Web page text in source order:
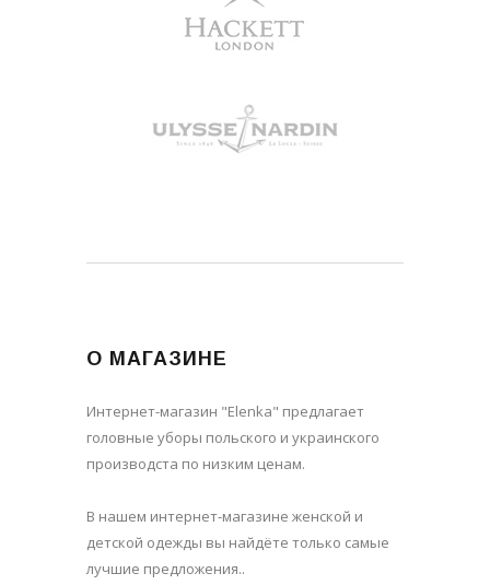
О МАГАЗИНЕ
Интернет-магазин "Elenka" предлагает
головные уборы польского и украинского
производста по низким ценам.
В нашем интернет-магазине женской и
детской одежды вы найдёте только самые
лучшие предложения..